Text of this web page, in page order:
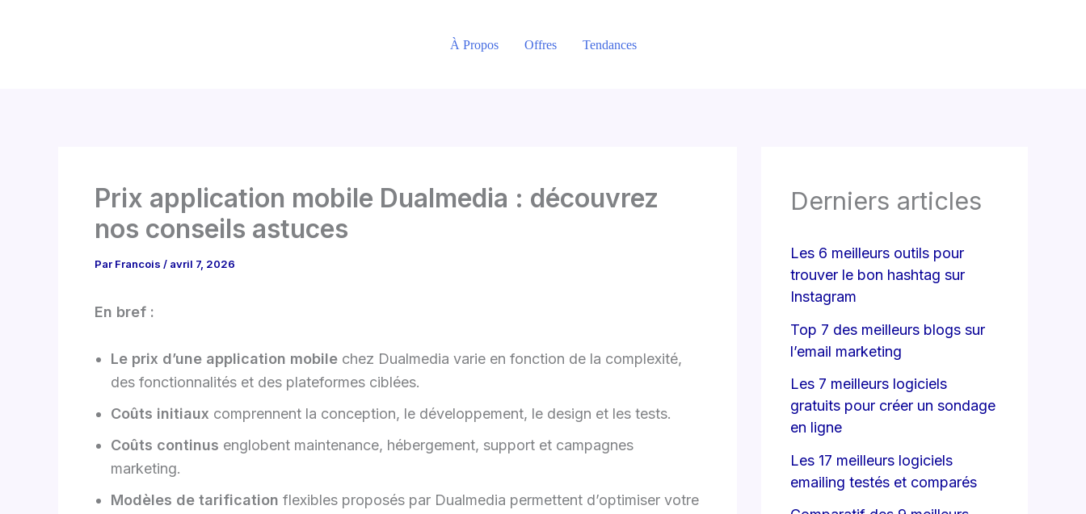
À Propos Offres Tendances
Prix application mobile Dualmedia : découvrez
nos conseils astuces
Par Francois / avril 7, 2026
En bref :
Le prix d’une application mobile chez Dualmedia varie en fonction de la complexité,
des fonctionnalités et des plateformes ciblées.
Coûts initiaux comprennent la conception, le développement, le design et les tests.
Coûts continus englobent maintenance, hébergement, support et campagnes
marketing.
Modèles de tarification flexibles proposés par Dualmedia permettent d’optimiser votre
Derniers articles
Les 6 meilleurs outils pour
trouver le bon hashtag sur
Instagram
Top 7 des meilleurs blogs sur
l’email marketing
Les 7 meilleurs logiciels
gratuits pour créer un sondage
en ligne
Les 17 meilleurs logiciels
emailing testés et comparés